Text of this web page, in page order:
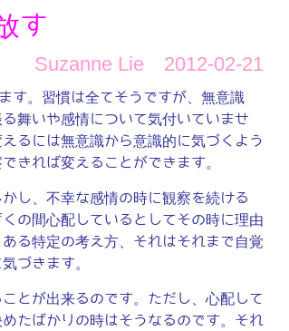
す
Suzanne Lie 2012-02-21
す。習慣は全てそうですが、無意識
舞いや感情について気付いていませ
るには無意識から意識的に気づくよう
きれば変えることができます。
し、不幸な感情の時に観察を続ける
の間心配しているとしてその時に理由
る特定の考え方、それはそれまで自覚
づきます。
とが出来るのです。ただし、心配して
たばかりの時はそうなるのです。それ